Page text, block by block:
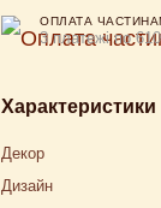
ОПЛАТА
3 платежі по
Характеристики
Декор
Дизайн